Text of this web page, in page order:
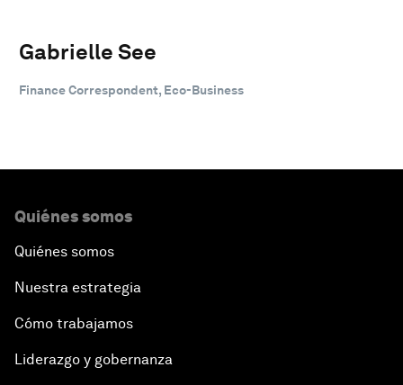
Gabrielle See
Finance Correspondent, Eco-Business
Quiénes somos
Quiénes somos
Nuestra estrategia
Cómo trabajamos
Liderazgo y gobernanza